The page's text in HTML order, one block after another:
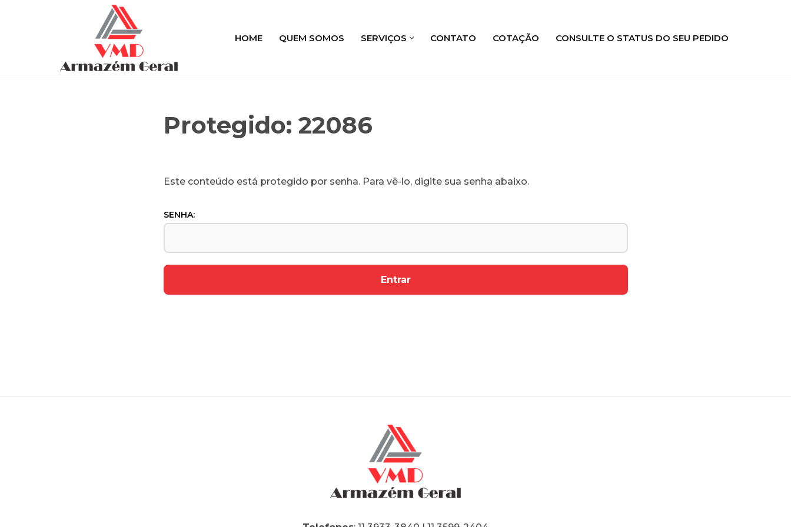
HOME QUEM SOMOS SERVIÇOS CONTATO COTAÇÃO CONSULTE O STATUS DO SEU PEDIDO
Protegido: 22086
Este conteúdo está protegido por senha. Para vê-lo, digite sua senha abaixo.
SENHA: